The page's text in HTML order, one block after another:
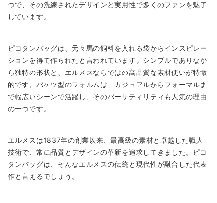
つで、その洗練されたデザインと実用性で多くのファンを魅了
しています。
ピコタンバッグは、元々馬の飼料を入れる袋からインスピレー
ションを得て作られたと言われています。シンプルでありなが
ら独特の形状と、エルメスならではの高品質な素材使いが特徴
的です。バケツ型のフォルムは、カジュアルからフォーマルま
で幅広いシーンで活躍し、そのバーサティリティも人気の理由
の一つです。
エルメスは1837年の創業以来、最高級の素材と卓越した職人
技術で、常に品質とデザインの革新を追求してきました。ピコ
タンバッグは、そんなエルメスの伝統と現代性が融合した代表
作と言えるでしょう。